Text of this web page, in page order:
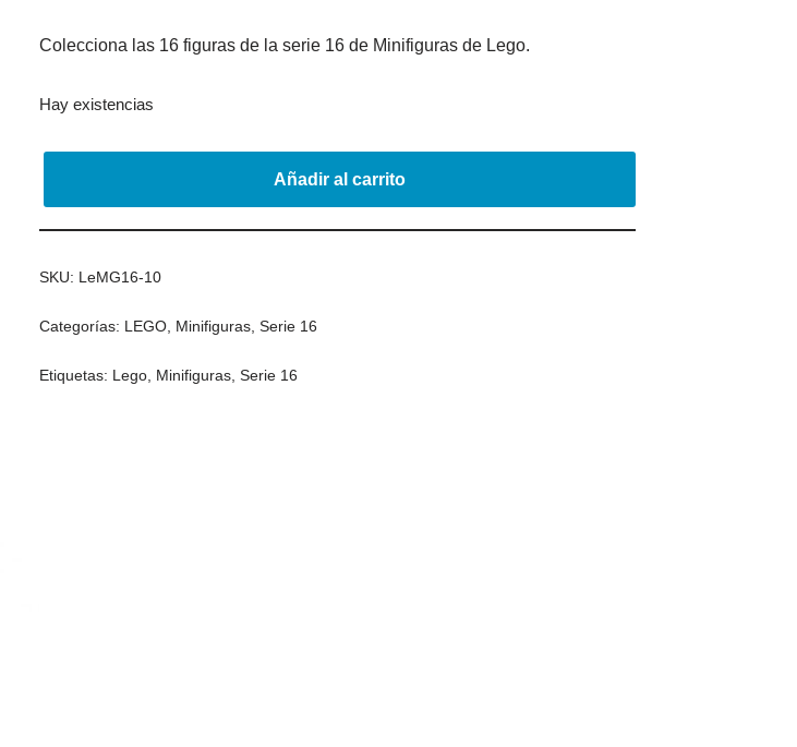
Colecciona las 16 figuras de la serie 16 de Minifiguras de Lego.
Hay existencias
Añadir al carrito
SKU: LeMG16-10
Categorías: LEGO Minifiguras ,Serie 16
Etiquetas: Lego Minifiguras ,Serie 16